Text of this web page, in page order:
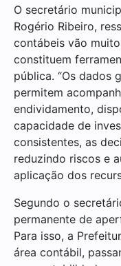
O secretário
Rogério Ribeiro,
contábeis vão
constituem
pública. “Os dados
permitem
endividamento,
capacidade de
consistentes, as
reduzindo riscos e
aplicação dos
Segundo o
permanente de
Para isso, a
área contábil,